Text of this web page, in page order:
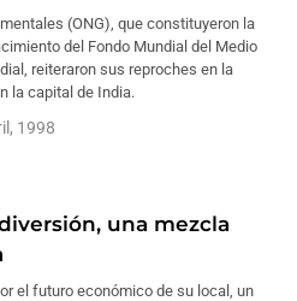
(ONG), que constituyeron la
del Fondo Mundial del Medio
reiteraron sus reproches en la
la capital de India.
1998
una mezcla
el futuro económico de su local, un